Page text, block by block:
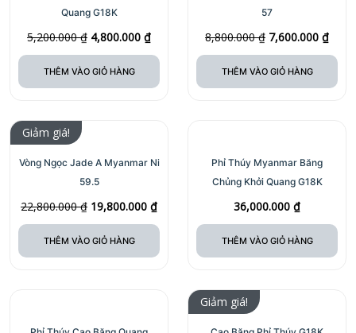
Quang G18K
5,200.000₫ 4,800.000 ₫
THÊM VÀO GIỎ HÀNG
57
8,800.000₫ 7,600.000 ₫
THÊM VÀO GIỎ HÀNG
Giảm giá!
Vòng Ngọc Jade A Myanmar Ni
59.5
22,800.000₫ 19,800.000 ₫
THÊM VÀO GIỎ HÀNG
Phỉ Thúy Myanmar Băng
Chủng Khởi Quang G18K
36,000.000 ₫
THÊM VÀO GIỎ HÀNG
Giảm giá!